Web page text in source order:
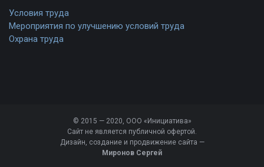
Условия труда
Мероприятия по улучшению условий труда
Охрана труда
© 2015 — 2020, ООО «Инициатива»
Сайт не является публичной офертой.
Дизайн, создание и продвижение сайта —
Миронов Сергей